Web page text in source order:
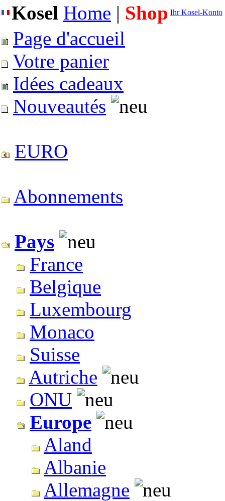
Kosel Home | Shop Ihr Kosel-Konto
Page d'accueil
Votre panier
Idées cadeaux
Nouveautés
EURO
Abonnements
Pays
France
Belgique
Luxembourg
Monaco
Suisse
Autriche
ONU
Europe
Aland
Albanie
Allemagne